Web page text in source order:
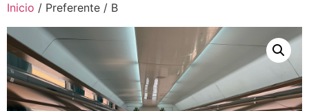
Inicio / Preferente / B